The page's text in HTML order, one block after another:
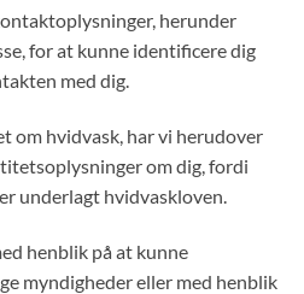
herunder
for at kunne identificere dig
med dig.
om hvidvask, har vi herudover
om dig, fordi
underlagt hvidvaskloven.
henblik på at kunne
myndigheder eller med henblik